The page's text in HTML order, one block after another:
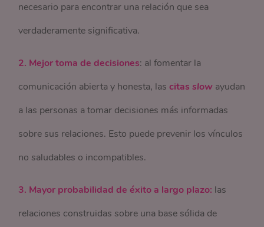
necesario para encontrar una relación que sea
verdaderamente significativa.
2. Mejor toma de decisiones: al fomentar la
comunicación abierta y honesta, las citasslow ayudan
a las personas a tomar decisiones más informadas
sobre sus relaciones. Esto puede prevenir los vínculos
no saludables o incompatibles.
3. Mayor probabilidad de éxito a largo plazo: las
relaciones construidas sobre una base sólida de